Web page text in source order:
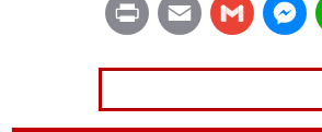
W
h
a
M
e
s
G
m
a
E
m
a
r
i